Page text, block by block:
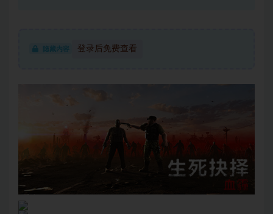
隐藏内容 登录后免费查看